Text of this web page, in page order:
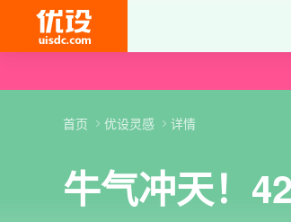
首页 优设灵感 详情
牛气冲天！